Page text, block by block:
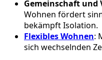
Gemeinschaft und
Wohnen fördert
bekämpft Isolation.
Flexibles Wohnen:
sich wechselnden